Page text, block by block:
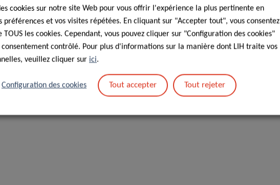
Animal Facility
Cancer Research,
Institute of Health (LIH),
NORLUX Neuro-Oncology laboratory
Key expertise: animal experimentation,
MRI, IHC
cookies sur notre site Web pour vous offrir l'expérience la plus pertinente en
préférences et vos visites répétées. En cliquant sur "Accepter tout", vous consentez
les cookies. Cependant, vous pouvez cliquer sur "Configuration des cookies"
contrôlé. Pour plus d'informations sur la manière dont LIH traite vos
veuillez cliquer sur ici.
Configuration des cookies Tout accepter Tout rejeter